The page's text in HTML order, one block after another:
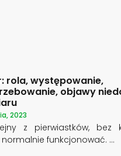
rola, występowanie,
objawy
2023
z pierwiastków, bez
funkcjonować.